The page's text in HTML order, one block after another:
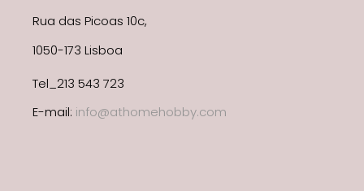
Rua das Picoas 10c,
1050-173 Lisboa
Tel_213 543 723
E-mail: info@athomehobby.com